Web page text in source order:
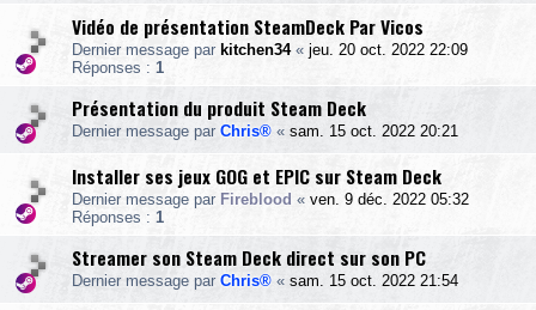
Vidéo de présentation SteamDeck Par Vicos
Dernier message par kitchen34« jeu. 20 oct. 2022 22:09
Réponses : 1
Présentation du produit Steam Deck
Dernier message par Chris® « sam. 15 oct. 2022 20:21
Installer ses jeux GOG et EPIC sur Steam Deck
Dernier message par Fireblood « ven. 9 déc. 2022 05:32
Réponses : 1
Streamer son Steam Deck direct sur son PC
Dernier message par Chris® « sam. 15 oct. 2022 21:54